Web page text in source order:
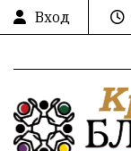
Вход